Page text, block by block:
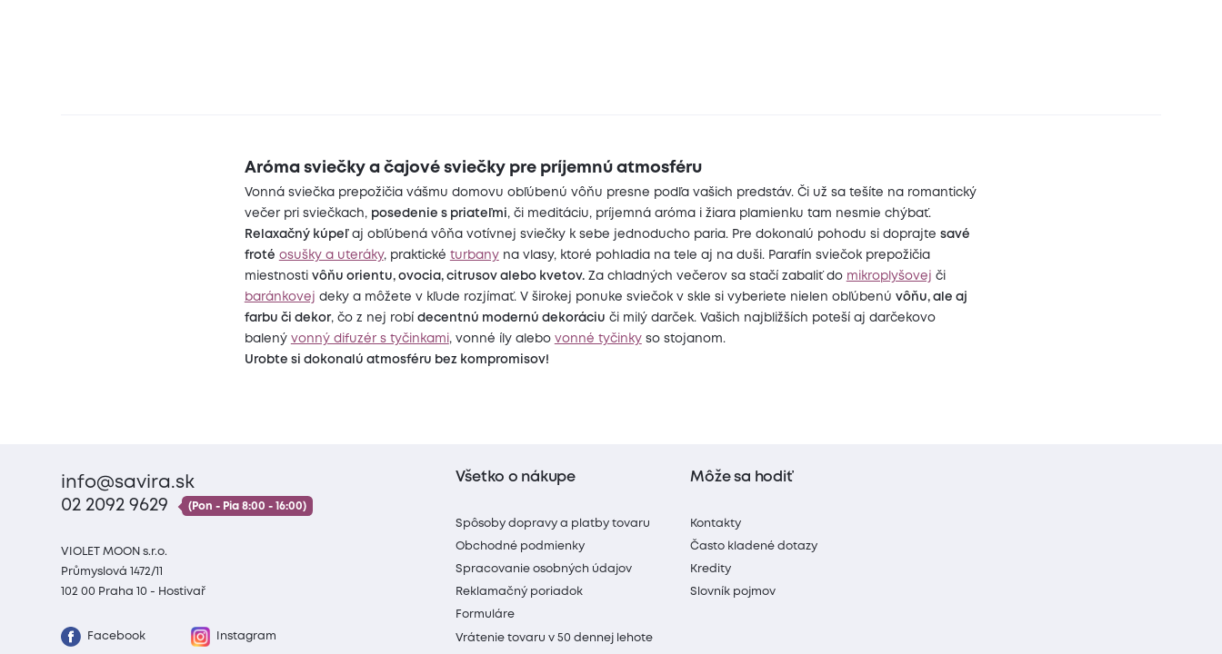
Aróma sviečky a čajové sviečky pre príjemnú atmosféru
Vonná sviečka prepožičia vášmu domovu obľúbenú vôňu presne podľa vašich predstáv. Či už sa tešíte na romantický
večer pri sviečkach, posedenie s priateľmi, či meditáciu, príjemná aróma i žiara plamienku tam nesmie chýbať.
Relaxačný kúpeľaj obľúbená vôňa votívnej sviečky k sebe jednoducho paria. Pre dokonalú pohodu si doprajte savé
froté osušky a uteráky, praktické turbanyna vlasy, ktoré pohladia na tele aj na duši. Parafín sviečok prepožičia
miestnosti vôňu orientu, ovocia, citrusov alebo kvetov.Za chladných večerov sa stačí zabaliť do mikroplyšovej či
baránkovej deky a môžete v kľude rozjímať. V širokej ponuke sviečok v skle si vyberiete nielen obľúbenú vôňu, ale aj
farbu či dekor, čo z nej robí decentnú modernú dekoráciu či milý darček. Vašich najbližších poteší aj darčekovo
balený vonný difuzér s tyčinkami, vonné íly alebo vonné tyčinkyso stojanom.
Urobte si dokonalú atmosféru bez kompromisov!
info@savira.sk
02 2092 9629
(Pon - Pia 8:00 - 16:00)
VIOLET MOON s.r.o.
Průmyslová 1472/11
102 00 Praha 10 - Hostivař
Facebook Instagram
Všetko o nákupe
Spôsoby dopravy a platby tovaru
Obchodné podmienky
Spracovanie osobných údajov
Reklamačný poriadok
Formuláre
Vrátenie tovaru v 50 dennej lehote
Môže sa hodiť
Kontakty
Často kladené dotazy
Kredity
Slovník pojmov